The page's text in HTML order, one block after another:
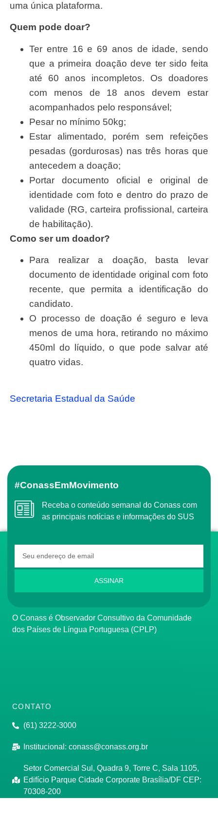
uma única plataforma.
Quem pode doar?
Ter entre 16 e 69 anos de idade, sendo
que a primeira doação deve ter sido feita
até 60 anos incompletos. Os doadores
com menos de 18 anos devem estar
acompanhados pelo responsável;
Pesar no mínimo 50kg;
Estar alimentado, porém sem refeições
pesadas (gordurosas) nas três horas que
antecedem a doação;
Portar documento oficial e original de
identidade com foto e dentro do prazo de
validade (RG, carteira profissional, carteira
de habilitação).
Como ser um doador?
Para realizar a doação, basta levar
documento de identidade original com foto
recente, que permita a identificação do
candidato.
O processo de doação é seguro e leva
menos de uma hora, retirando no máximo
450ml do líquido, o que pode salvar até
quatro vidas.
Secretaria Estadual da Saúde
#ConassEmMovimento
Receba o conteúdo semanal do Conass com
as principais notícias e informações do SUS
ASSINAR
O Conass é Observador Consultivo da Comunidade
dos Países de Língua Portuguesa (CPLP)
CONTATO
(61) 3222-3000
Institucional: conass@conass.org.br
Setor Comercial Sul, Quadra 9, Torre C, Sala 1105,
Edifício Parque Cidade Corporate Brasília/DF CEP:
70308-200